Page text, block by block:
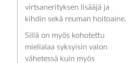
virtsanerityksen lisääjä ja
kihdin sekä reuman hoitoaine.
Sillä on myös kohotettu
mielialaa syksyisin valon
vähetessä kuin myös